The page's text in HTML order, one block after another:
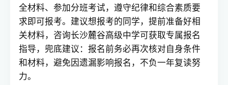
全材料、参加分班考试，遵守纪律和综合素质要
求即可报考。建议想报考的同学，提前准备好相
关材料，咨询长沙麓谷高级中学可获取专属报名
指导，兜底建议：报名前务必再次核对自身条件
和材料，避免因遗漏影响报名，不负一年复读努
力。